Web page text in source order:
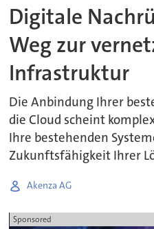
Digitale
Weg zur
Infrastruktur
Die Anbindung Ihrer
die Cloud scheint
Ihre bestehenden
Zukunftsfähigkeit Ihrer
Akenza AG
Sponsored